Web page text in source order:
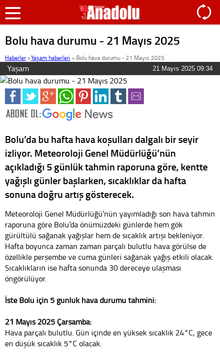
Bolu hava durumu - 21 Mayıs 2025
Haberler >Yaşam haberleri » Bolu hava durumu - 21 Mayıs 2025
Yaşam 21 Mayıs 2025 09:34
Bolu’da bu hafta hava koşulları dalgalı bir seyir
izliyor. Meteoroloji Genel Müdürlüğü’nün
açıkladığı 5 günlük tahmin raporuna göre, kentte
yağışlı günler başlarken, sıcaklıklar da hafta
sonuna doğru artış gösterecek.
Meteoroloji Genel Müdürlüğü’nün yayımladığı son hava tahmin
raporuna göre Bolu’da önümüzdeki günlerde hem gök
gürültülü sağanak yağışlar hem de sıcaklık artışı bekleniyor.
Hafta boyunca zaman zaman parçalı bulutlu hava görülse de
özellikle perşembe ve cuma günleri sağanak yağış etkili olacak.
Sıcaklıkların ise hafta sonunda 30 dereceye ulaşması
öngörülüyor.
İşte Bolu için 5 günlük hava durumu tahmini:
21 Mayıs 2025 Çarşamba:
Hava parçalı bulutlu. Gün içinde en yüksek sıcaklık 24°C, gece
en düşük sıcaklık 5°C olacak.